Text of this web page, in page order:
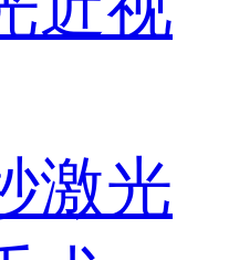
激光